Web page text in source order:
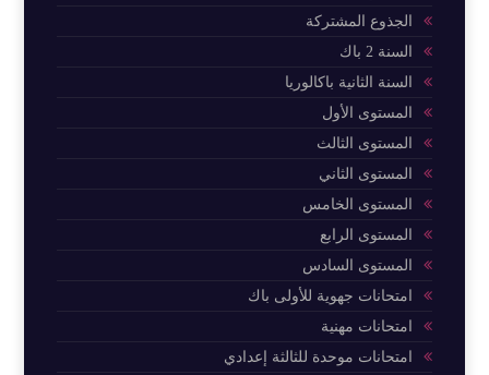
الجذوع المشتركة
السنة 2 باك
السنة الثانية باكالوريا
المستوى الأول
المستوى الثالث
المستوى الثاني
المستوى الخامس
المستوى الرابع
المستوى السادس
امتحانات جهوية للأولى باك
امتحانات مهنية
امتحانات موحدة للثالثة إعدادي